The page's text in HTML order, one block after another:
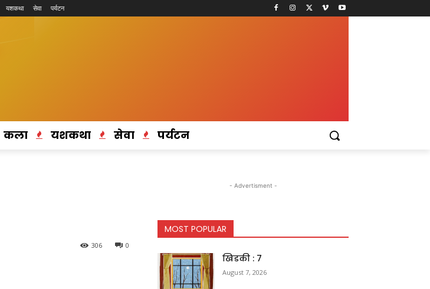
यशकथा सेवा पर्यटन
कला यशकथा सेवा पर्यटन
0
306
- Advertisment -
MOST POPULAR
खिडकी : 7
August 7, 2026